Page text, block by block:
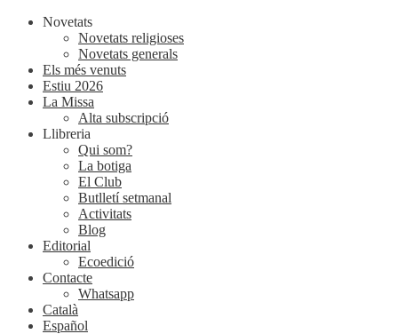
Novetats
Novetats religioses
Novetats generals
Els més venuts
Estiu 2026
La Missa
Alta subscripció
Llibreria
Qui som?
La botiga
El Club
Butlletí setmanal
Activitats
Blog
Editorial
Ecoedició
Contacte
Whatsapp
Català
Español